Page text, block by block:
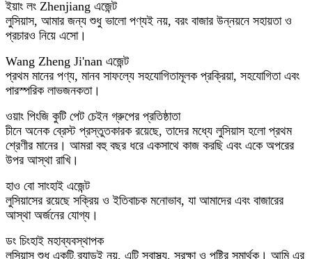
ইয়াং লং Zhenjiang এজেন্ট
লুসিয়াস, আমার জন্য শুধু ভালো পণ্যই নয়, বরং বাজার উন্নয়নে সহায়তা ও
প্রচারও নিয়ে এসো।
Wang Zheng Ji'nan এজেন্ট
প্রথম মানের পণ্য, মানব সাফল্যে সহযোগিতামূলক প্রক্রিয়া, সহযোগিতা এবং
পারস্পরিক লাভজনকতা।
ওয়াং পিংজি কুটি পেট চেইন গ্রুপের প্রতিষ্ঠাতা
চীনে অনেক ব্রেস্ট প্রস্তুতকারক রয়েছে, তাদের মধ্যে লুসিয়াস হলো প্রথম
শ্রেণীর মানের। আমরা বহু বছর ধরে একসাথে কাজ করছি এবং একে অপরের
উপর আস্থা রাখি।
হাও বো সাংহাই এজেন্ট
লুসিয়াসের রয়েছে সক্রিয় ও ইতিবাচক মনোভাব, যা আমাদের এবং বাজারের
আস্থা অর্জনের যোগ্য।
ডং চিংহাই মহাব্যবস্থাপক
লুসিয়াস শুধু একটি ব্র্যান্ডই নয়, এটি স্বাস্থ্য, সুরক্ষা ও পুষ্টির সমার্থক। আমি এর